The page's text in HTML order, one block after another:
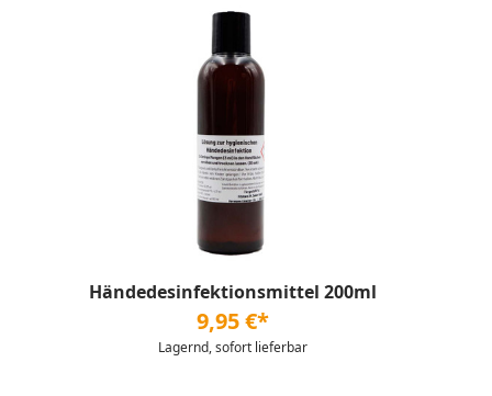
Händedesinfektionsmittel 200ml
9,95 €*
Lagernd, sofort lieferbar